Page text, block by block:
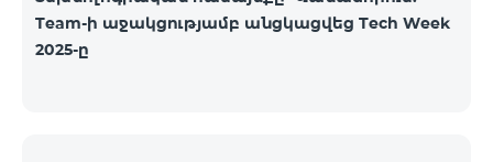
Team-ի աջակցությամբ անցկացվեց Tech Week
2025-ը